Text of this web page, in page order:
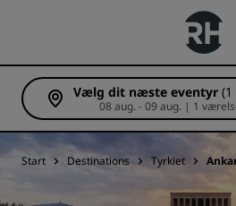
Vælg dit næste eventyr
Start Destinations Tyrkiet